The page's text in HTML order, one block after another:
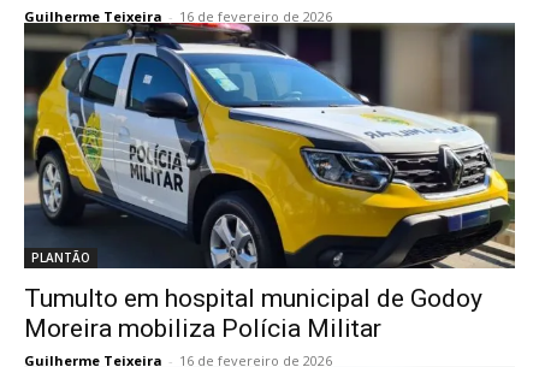
Guilherme Teixeira - 16 de fevereiro de 2026
PLANTÃO
Tumulto em hospital municipal de Godoy
Moreira mobiliza Polícia Militar
Guilherme Teixeira - 16 de fevereiro de 2026